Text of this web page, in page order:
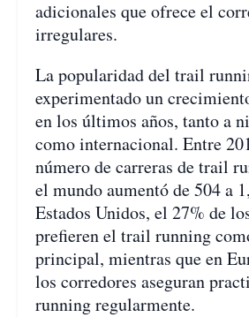
adicionales que ofrece el
irregulares.
La popularidad del trail
experimentado un
en los últimos años, tanto a
como internacional. Entre
número de carreras de trail
el mundo aumentó de 504 a
Estados Unidos, el 27% de
prefieren el trail running
principal, mientras que en
los corredores aseguran
running regularmente.